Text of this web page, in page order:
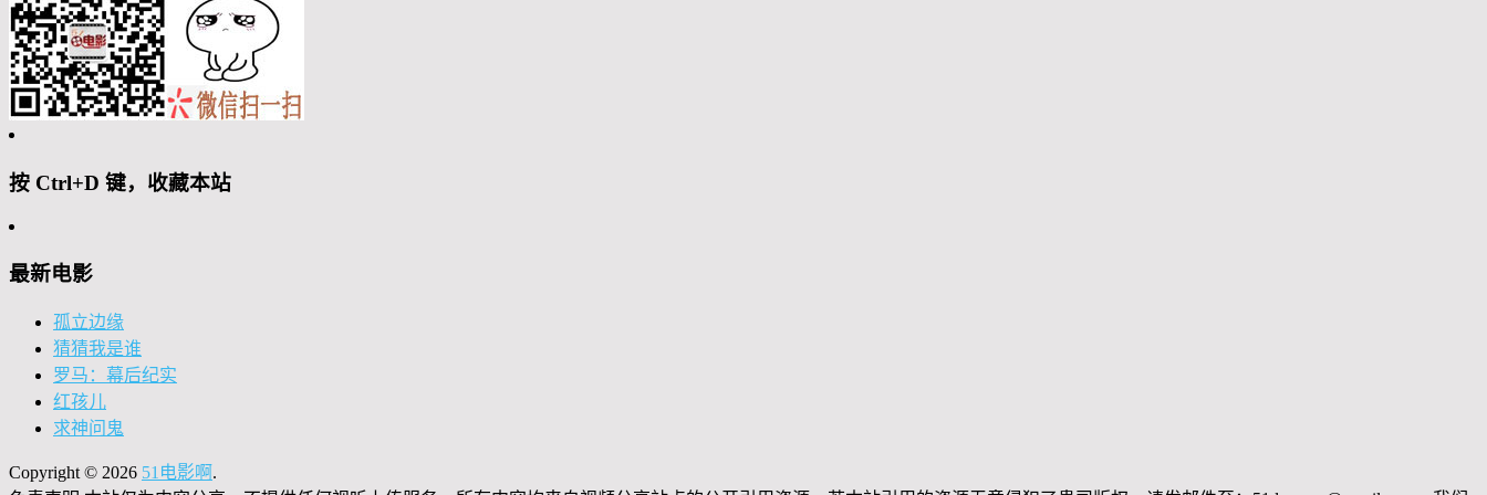
按 Ctrl+D 键，收藏本站
最新电影
孤立边缘
猜猜我是谁
罗马：幕后纪实
红孩儿
求神问鬼
Copyright © 2026 51电影啊 .